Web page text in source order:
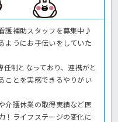
護補助スタッフを募集中♪
ようにお手伝いをしていた
制となっており、連携がと
ことを実感できるやりがい
介護休業の取得実績など医
！ライフステージの変化に